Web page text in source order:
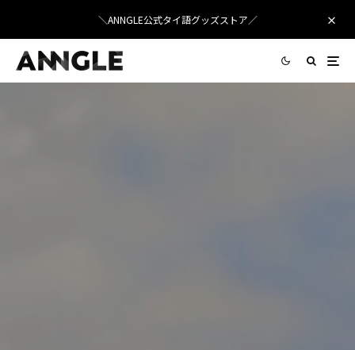
＼ANNGLE公式タイ語グッズストア／